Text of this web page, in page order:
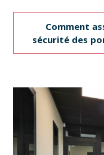
Comment
sécurité des